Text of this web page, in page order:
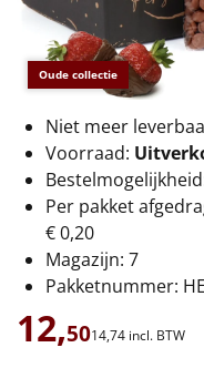
€75 tot €100
€100 en hoger
Alle kerstpakketten
Thema
Origineel
Rituals
Luxe
Oude collectie
Niet meer
Voorraad:
Per pakket
€ 0,20
Magazijn: 7
Pakketnummer:
12,5014,74 incl. BTW